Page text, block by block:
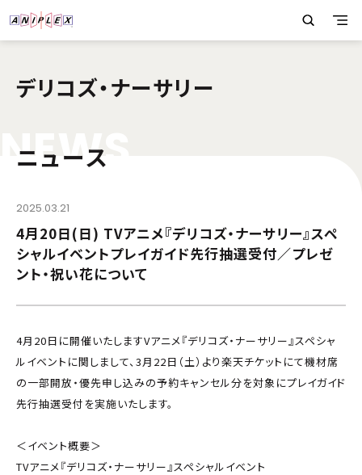
デリコズ・ナーサリー
NEWS
ニュース
2025.03.21
4月20日(日) TVアニメ『デリコズ・ナーサリー』スペ
シャルイベントプレイガイド先行抽選受付／プレゼ
ント・祝い花について
4月20日に開催いたしますVアニメ『デリコズ・ナーサリー』スペシャ
ルイベントに関しまして、3月22日（土）より楽天チケットにて機材席
の一部開放・優先申し込みの予約キャンセル分を対象にプレイガイド
先行抽選受付を実施いたします。
＜イベント概要＞
TVアニメ『デリコズ・ナーサリー』スペシャルイベント